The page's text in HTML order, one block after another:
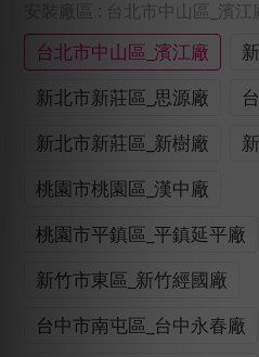
: 台北市中山區_濱江
台北市中山區_濱江廠
新北市新莊區_思源廠
新北市新莊區_新樹廠
桃園市桃園區_漢中廠
桃園市平鎮區_平鎮延平廠
新竹市東區_新竹經國廠
台中市南屯區_台中永春廠